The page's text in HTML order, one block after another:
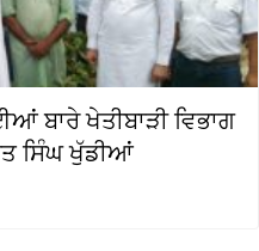
ਬਾਰੇ ਖੇਤੀਬਾੜੀ ਵਿਭਾਗ
ਸਿੰਘ ਖੁੱਡੀਆਂ